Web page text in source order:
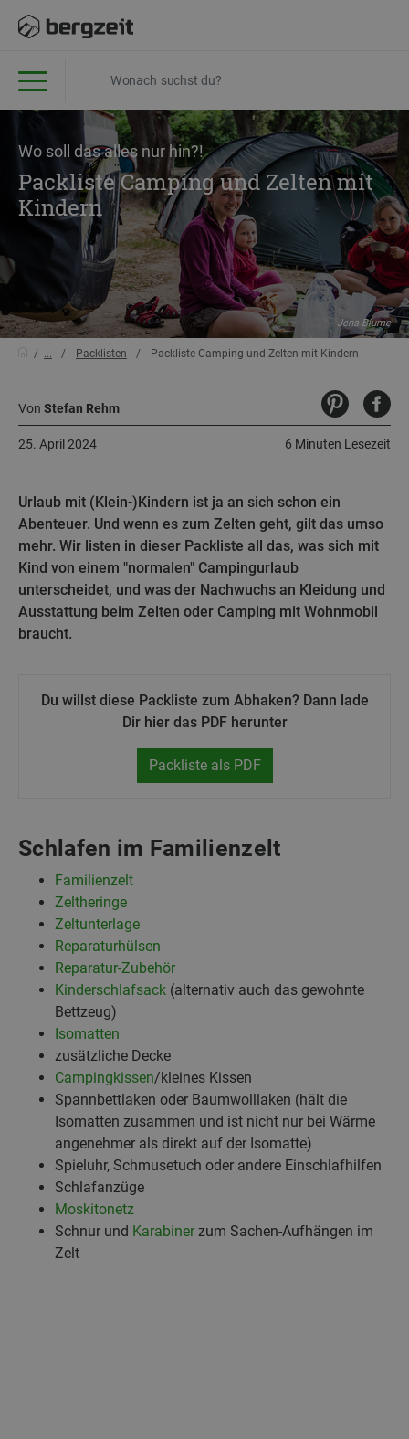
Wo soll das alles nur hin?!
Packliste Camping und Zelten mit
Kindern
Jens Blume
... Packlisten Packliste Camping und Zelten mit Kindern
Von Stefan Rehm
6 Minuten Lesezeit
25. April 2024
Urlaub mit (Klein-)Kindern ist ja an sich schon ein
Abenteuer. Und wenn es zum Zelten geht, gilt das umso
mehr. Wir listen in dieser Packliste all das, was sich mit
Kind von einem "normalen" Campingurlaub
unterscheidet, und was der Nachwuchs an Kleidung und
Ausstattung beim Zelten oder Camping mit Wohnmobil
braucht.
Du willst diese Packliste zum Abhaken? Dann lade
Dir hier das PDF herunter
Packliste als PDF
Schlafen im Familienzelt
Familienzelt
Zeltheringe
Zeltunterlage
Reparaturhülsen
Reparatur-Zubehör
Kinderschlafsack (alternativ auch das gewohnte
Bettzeug)
Isomatten
zusätzliche Decke
Campingkissen/kleines Kissen
Spannbettlaken oder Baumwolllaken (hält die
Isomatten zusammen und ist nicht nur bei Wärme
angenehmer als direkt auf der Isomatte)
Spieluhr, Schmusetuch oder andere Einschlafhilfen
Schlafanzüge
Moskitonetz
Schnur und Karabiner zum Sachen-Aufhängen im
Zelt